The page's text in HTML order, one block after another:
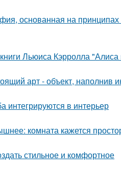
основанная на принципах
Льюиса Кэрролла
арт - объект, наполнив
интегрируются в интерьер
комната кажется
стильное и комфортное